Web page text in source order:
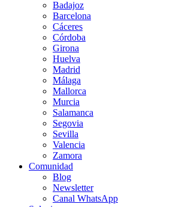
Badajoz
Barcelona
Cáceres
Córdoba
Girona
Huelva
Madrid
Málaga
Mallorca
Murcia
Salamanca
Segovia
Sevilla
Valencia
Zamora
Comunidad
Blog
Newsletter
Canal WhatsApp